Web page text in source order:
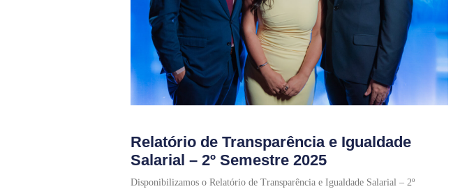
Relatório de Transparência e Igualdade
Salarial – 2º Semestre 2025
Disponibilizamos o Relatório de Transparência e Igualdade Salarial – 2º